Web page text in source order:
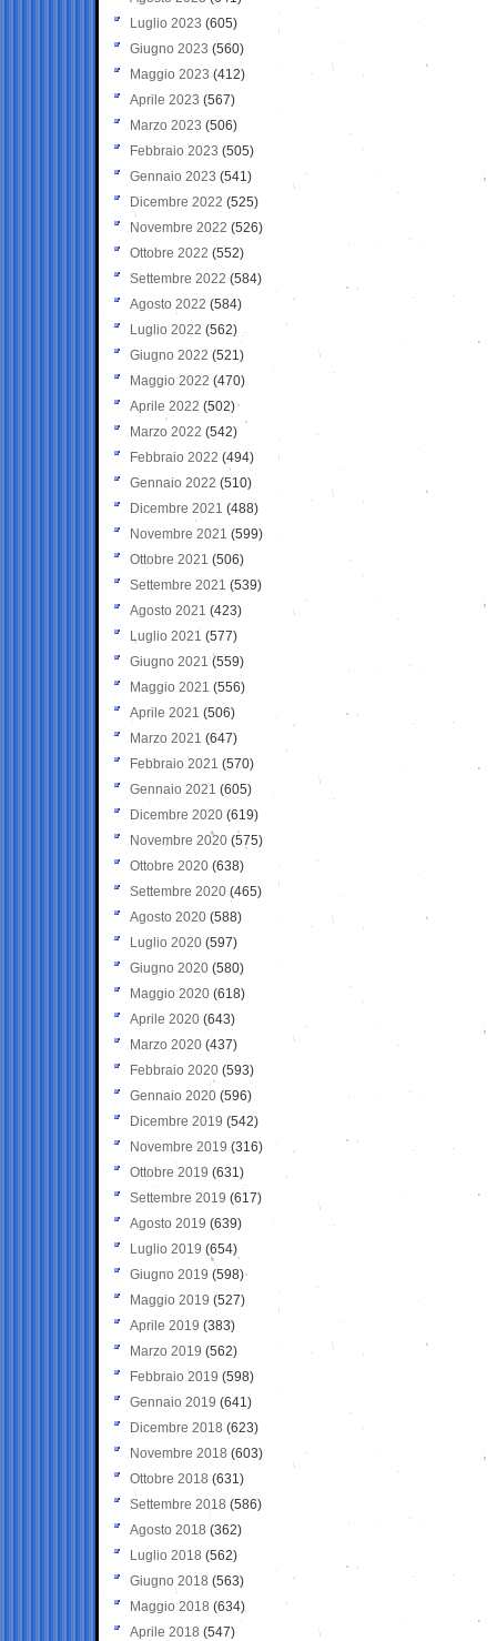
Luglio 2023 (605)
Giugno 2023 (560)
Maggio 2023 (412)
Aprile 2023 (567)
Marzo 2023 (506)
Febbraio 2023 (505)
Gennaio 2023 (541)
Dicembre 2022 (525)
Novembre 2022 (526)
Ottobre 2022 (552)
Settembre 2022 (584)
Agosto 2022 (584)
Luglio 2022 (562)
Giugno 2022 (521)
Maggio 2022 (470)
Aprile 2022 (502)
Marzo 2022 (542)
Febbraio 2022 (494)
Gennaio 2022 (510)
Dicembre 2021 (488)
Novembre 2021 (599)
Ottobre 2021 (506)
Settembre 2021 (539)
Agosto 2021 (423)
Luglio 2021 (577)
Giugno 2021(559)
Maggio 2021 (556)
Aprile 2021 (506)
Marzo 2021 (647)
Febbraio 2021 (570)
Gennaio 2021 (605)
Dicembre 2020 (619)
Novembre 2020 (575)
Ottobre 2020 (638)
Settembre 2020(465)
Agosto 2020 (588)
Luglio 2020 (597)
Giugno 2020 (580)
Maggio 2020 (618)
Aprile 2020 (643)
Marzo 2020 (437)
Febbraio 2020 (593)
Gennaio 2020 (596)
Dicembre 2019 (542)
Novembre 2019 (316)
Ottobre 2019 (631)
Settembre 2019 (617)
Agosto 2019 (639)
Luglio 2019 (654)
Giugno 2019 (598)
Maggio 2019 (527)
Aprile 2019 (383)
Marzo 2019 (562)
Febbraio 2019 (598)
Gennaio 2019 (641)
Dicembre 2018 (623)
Novembre 2018 (603)
Ottobre 2018 (631)
Settembre 2018 (586)
Agosto 2018 (362)
Luglio 2018 (562)
Giugno 2018 (563)
Maggio 2018 (634)
Aprile 2018 (547)